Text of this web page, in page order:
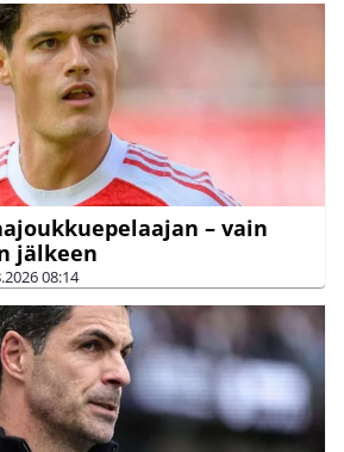
– vain
jälkeen
08:14